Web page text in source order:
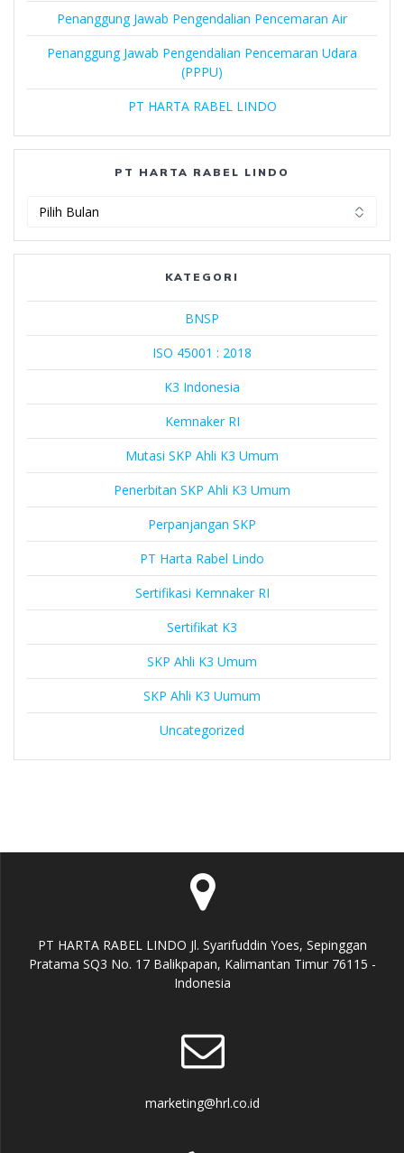
Penanggung Jawab Pengendalian Pencemaran Air
Penanggung Jawab Pengendalian Pencemaran Udara
(PPPU)
PT HARTA RABEL LINDO
PT HARTA RABEL LINDO
Rabel
Lindo
KATEGORI
BNSP
ISO 45001 : 2018
K3 Indonesia
Kemnaker RI
Mutasi SKP Ahli K3 Umum
Penerbitan SKP Ahli K3 Umum
Perpanjangan SKP
PT Harta Rabel Lindo
Sertifikasi Kemnaker RI
Sertifikat K3
SKP Ahli K3 Umum
SKP Ahli K3 Uumum
Uncategorized
PT HARTA RABEL LINDO Jl. Syarifuddin Yoes, Sepinggan
Pratama SQ3 No. 17 Balikpapan, Kalimantan Timur 76115 -
Indonesia
marketing@hrl.co.id